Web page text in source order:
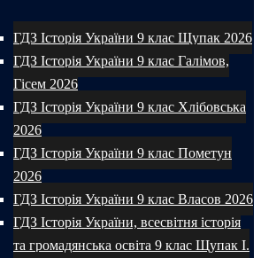
ГДЗ Історія України 9 клас Щупак 2026
ГДЗ Історія України 9 клас Галімов,
Гісем 2026
ГДЗ Історія України 9 клас Хлібовська
2026
ГДЗ Історія України 9 клас Пометун
2026
ГДЗ Історія України 9 клас Власов 2026
ГДЗ Історія України, всесвітня історія
та громадянська освіта 9 клас Щупак І.